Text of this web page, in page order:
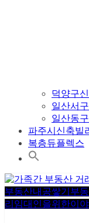
덕양구
일산서
일산동
파주시신축빌
복층듀플렉스
부동산내공쌓기 부
리 임대인을위한이야